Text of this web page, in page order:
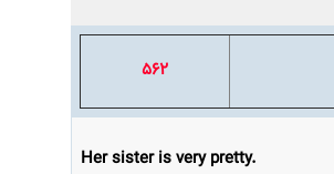
562
Her sister is very pretty.